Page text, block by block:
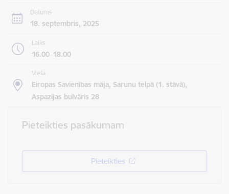
Datums
18. septembris, 2025
Laiks
16.00–18.00
Vieta
Eiropas Savienības māja, Sarunu telpā (1. stāvā),
Aspazijas bulvāris 28
Pieteikties pasākumam
Pieteikties